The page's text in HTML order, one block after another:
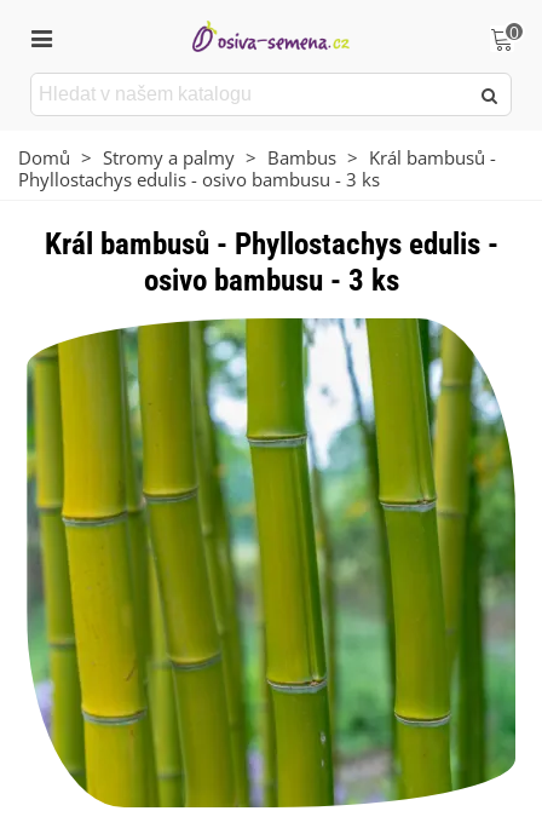
0
Domů > Stromy a palmy > Bambus > Král bambusů -
Phyllostachys edulis - osivo bambusu - 3 ks
Král bambusů - Phyllostachys edulis -
osivo bambusu - 3 ks